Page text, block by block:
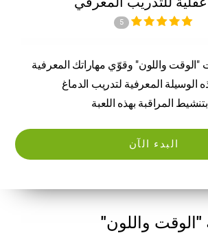
5
"الوقت واللون" وقوّي مهاراتك المعرفية
الوسيلة المعرفية لتدريب الدماغ
المراقبة بهذه اللعبة
البدء الآن
"الوقت واللون"